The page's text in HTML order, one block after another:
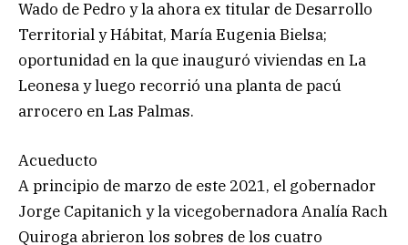
Wado de Pedro y la ahora ex titular de Desarrollo
Territorial y Hábitat, María Eugenia Bielsa;
oportunidad en la que inauguró viviendas en La
Leonesa y luego recorrió una planta de pacú
arrocero en Las Palmas.
Acueducto
A principio de marzo de este 2021, el gobernador
Jorge Capitanich y la vicegobernadora Analía Rach
Quiroga abrieron los sobres de los cuatro